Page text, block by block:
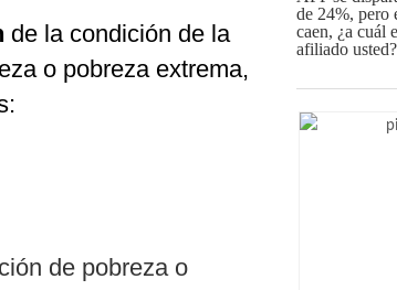
de la condición de la
o pobreza extrema,
de pobreza o